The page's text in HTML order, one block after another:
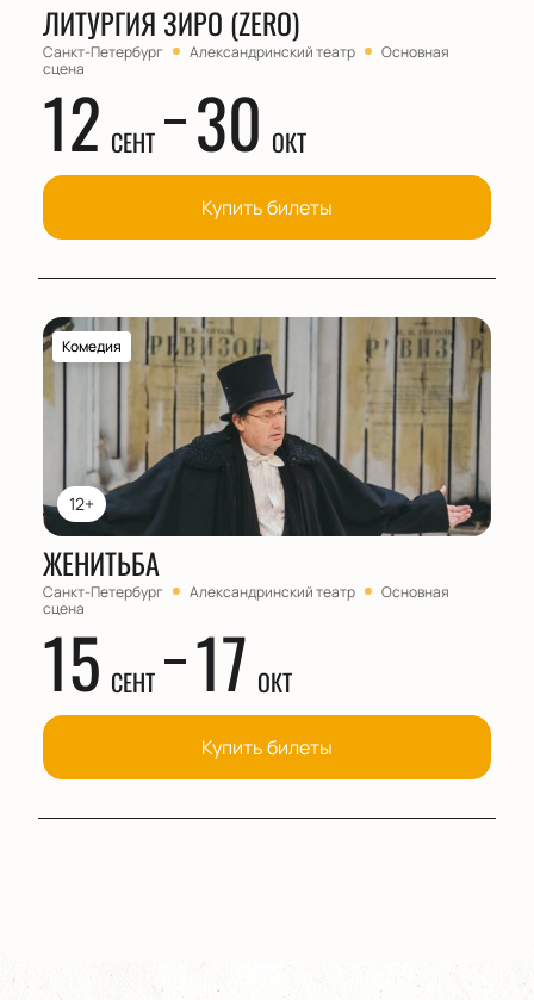
ЛИТУРГИЯ ЗИРО (ZERO)
Санкт-Петербург Александринский театр
Основная
сцена
12 СЕНТ 30 ОКТ
Купить билеты
12+
Комедия
ЖЕНИТЬБА
Санкт-Петербург Александринский театр
Основная
сцена
15 СЕНТ 17 ОКТ
Купить билеты